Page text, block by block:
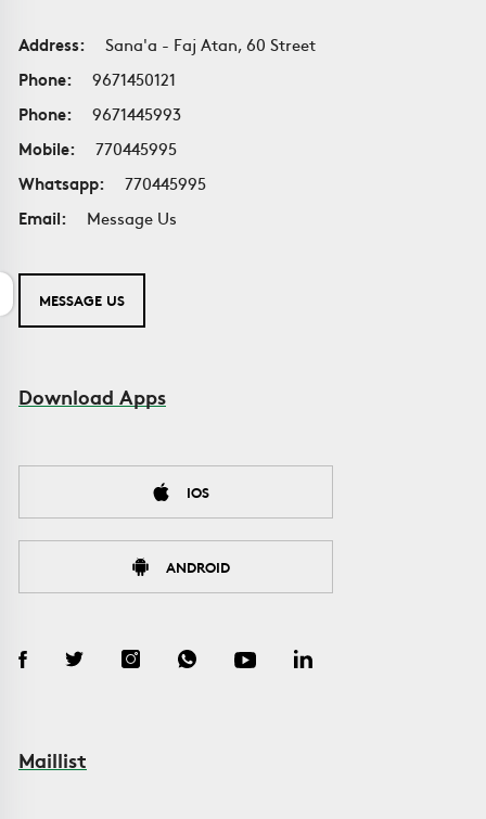
Address:
Sana'a - Faj Atan, 60 Street
Phone:
9671450121
Phone:
9671445993
Mobile:
770445995
Whatsapp:
770445995
Email:
Message Us
MESSAGE US
Download Apps
IOS
ANDROID
Maillist